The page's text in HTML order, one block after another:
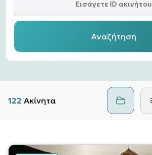
Εισάγετε ID ακινήτου
Αναζήτηση
122 Ακίνητα